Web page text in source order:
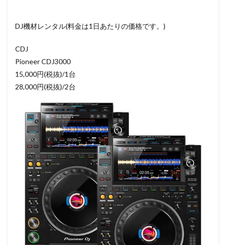
DJ機材レンタル(料金は1日あたりの価格です。)
CDJ
Pioneer CDJ3000
15,000円(税抜)/1台
28,000円(税抜)/2台